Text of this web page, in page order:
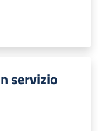
servizio